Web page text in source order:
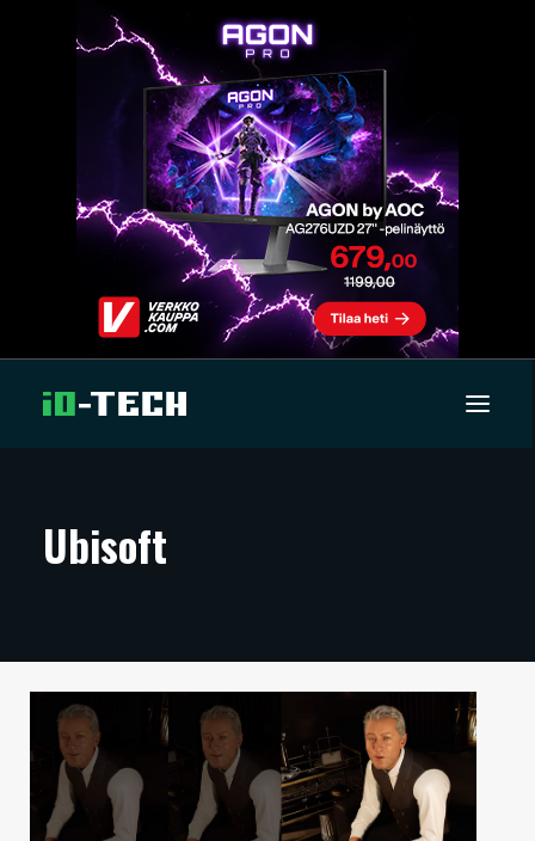
ARTIKKELIT
TECHBBS
TIETOA
HINTA.FI
KAUPPA
Ubisoft